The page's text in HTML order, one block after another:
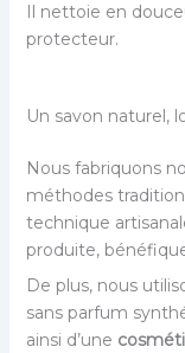
Il nettoie en
protecteur.
Un savon naturel,
Nous fabriquons
méthodes
technique
produite,
De plus, nous
sans parfum
ainsi d’une